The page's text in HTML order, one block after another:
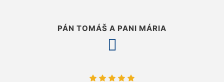
PÁN TOMÁŠ A PANI MÁRIA